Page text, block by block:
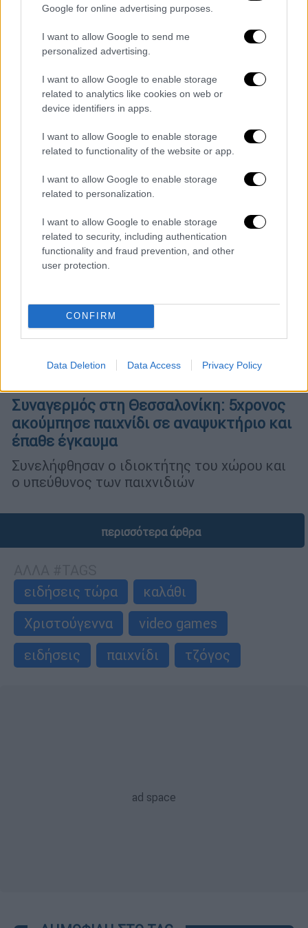
Google for online advertising purposes.
I want to allow Google to send me
personalized advertising.
I want to allow Google to enable storage
related to analytics like cookies on web or
device identifiers in apps.
I want to allow Google to enable storage
related to functionality of the website or app.
I want to allow Google to enable storage
related to personalization.
I want to allow Google to enable storage
related to security, including authentication
functionality and fraud prevention, and other
user protection.
CONFIRM
Data Deletion Data Access Privacy Policy
Συγκίνηση! 4 παιχνίδια των ’90s που
ΟΛΟΙ λατρέψαμε
Μην κάνεις πως δεν θυμάσαι...
Ελλάδα|18.08.2025 09:23
Συναγερμός στη Θεσσαλονίκη: 5χρονος
ακούμπησε παιχνίδι σε αναψυκτήριο και
έπαθε έγκαυμα
Συνελήφθησαν ο ιδιοκτήτης του χώρου και
ο υπεύθυνος των παιχνιδιών
περισσότερα άρθρα
ειδήσεις τώρα
καλάθι
Χριστούγεννα
video games
ειδήσεις
παιχνίδι τζόγος